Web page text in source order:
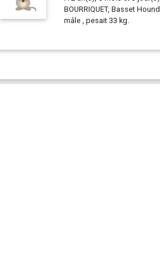
BOURRIQUET, Basset Hound
mâle , pesait 33 kg.